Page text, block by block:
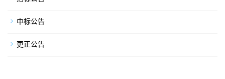
中标公告
更正公告